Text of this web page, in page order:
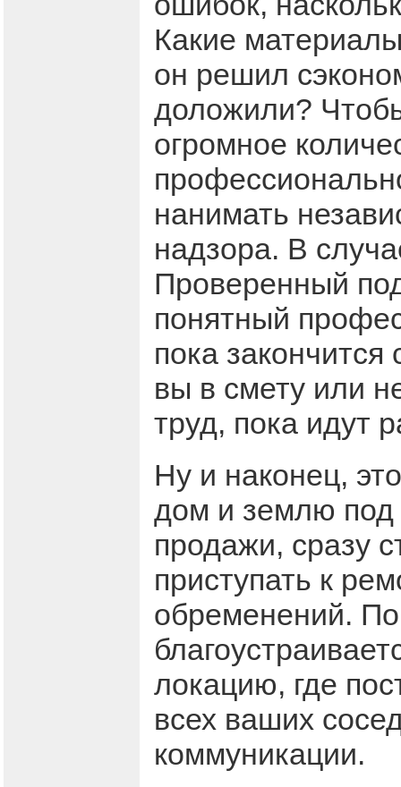
Какие
он решил
доложили?
огромное
нанимать
надзора. В
Проверенный
понятный
пока
вы в смету или
труд, пока идут
Ну и наконец,
дом и землю под
продажи, сразу
приступать к
обременений.
локацию, где
всех ваших
коммуникации.